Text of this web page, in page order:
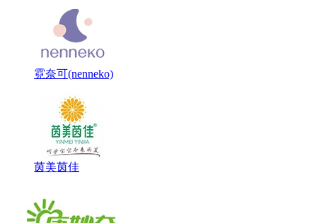
霓奈可(nenneko)
茵美茵佳